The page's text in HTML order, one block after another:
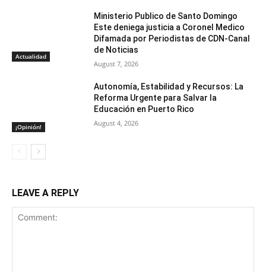
Actualidad
Ministerio Publico de Santo Domingo
Este deniega justicia a Coronel Medico
Difamada por Periodistas de CDN-Canal
de Noticias
August 7, 2026
¡Opinión!
Autonomía, Estabilidad y Recursos: La
Reforma Urgente para Salvar la
Educación en Puerto Rico
August 4, 2026
LEAVE A REPLY